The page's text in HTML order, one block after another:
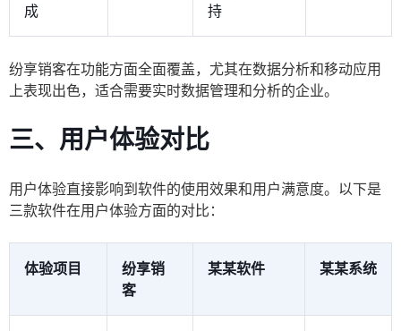
成
持
纷享销客在功能方面全面覆盖，尤其在数据分析和移动应用
上表现出色，适合需要实时数据管理和分析的企业。
三、用户体验对比
用户体验直接影响到软件的使用效果和用户满意度。以下是
三款软件在用户体验方面的对比：
体验项目
纷享销
客
某某软件 某某系统